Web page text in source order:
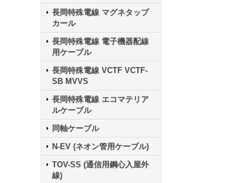
長岡特殊電線 マグネタップ
カール
長岡特殊電線 電子機器配線
用ケーブル
長岡特殊電線 VCTF VCTF-
SB MVVS
長岡特殊電線 エコマテリア
ルケーブル
同軸ケーブル
N-EV (ネオン管用ケーブル)
TOV-SS (通信用鋼心入屋外
線)